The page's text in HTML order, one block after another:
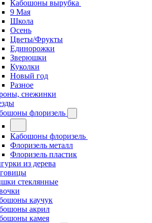
Кабошоны вырубка
9 Мая
Школа
Осень
Цветы/Фрукты
Единорожки
Зверюшки
Куколки
Новый год
Разное
снежинки
флоризель
Кабошоны флоризель
Флоризель металл
Флоризель пластик
из дерева
стеклянные
каучук
акрил
камея